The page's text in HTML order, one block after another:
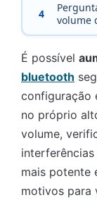
4
volume
É possível
bluetooth
configuração
no próprio
volume,
mais potente
motivos para